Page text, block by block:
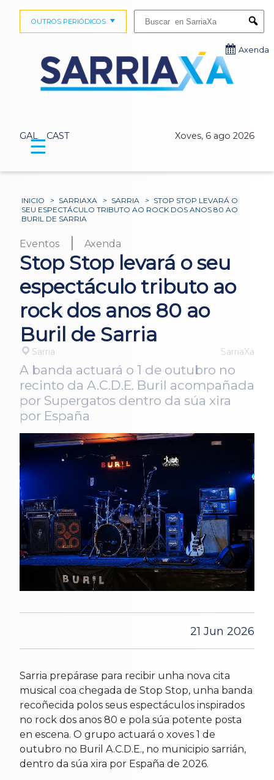
GAL CAST Xoves, 6 ago 2026
OUTROS PERIÓDICOS
Axenda
☰
INICIO > SARRIAXA > SARRIA > STOP STOP LEVARÁ O
SEU ESPECTÁCULO TRIBUTO AO ROCK DOS ANOS 80 AO
BURIL DE SARRIA
Eventos | Axenda
Stop Stop levará o seu
espectáculo tributo ao
rock dos anos 80 ao
Buril de Sarria
Sarria SarriaXa
A banda actuará o 1 de outubro no
recinto da A.C.D.E. Buril acompañada
por Supergatos dentro da súa xira
por España
21 Jun 2026
Sarria prepárase para recibir unha nova cita
musical coa chegada de Stop Stop, unha banda
recoñecida polos seus espectáculos inspirados
no rock dos anos 80 e pola súa potente posta
en escena. O grupo actuará o xoves 1 de
outubro no Buril A.C.D.E., no municipio sarrián,
dentro da súa xira por España de 2026.